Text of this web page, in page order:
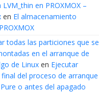
en PROXMOX –
en El almacenamiento
todas las particiones que se
en el arranque de
de Linux en Ejecutar
del proceso de arranque
o antes del apagado